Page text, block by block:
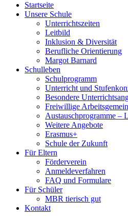
Startseite
Unsere Schule
Unterrichtszeiten
Leitbild
Inklusion & Diversität
Berufliche Orientierung
Margot Barnard
Schulleben
Schulprogramm
Unterricht und
Besondere
Freiwillige
Austauschprogramme –
Weitere Angebote
Erasmus+
Schule der Zukunft
Für Eltern
Förderverein
Anmeldeverfahren
FAQ und Formulare
Für Schüler
MBR tierisch gut
Kontakt